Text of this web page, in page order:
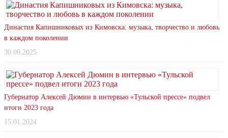
Династия Капишниковых из Кимовска: музыка, творчество и любовь
в каждом поколении
30.09.2025
Губернатор Алексей Дюмин в интервью «Тульской прессе» подвел
итоги 2023 года
15.01.2024